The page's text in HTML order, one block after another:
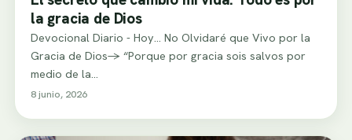
la gracia de Dios
Devocional Diario - Hoy... No Olvidaré que Vivo por la
Gracia de Dios-> “Porque por gracia sois salvos por
medio de la…
8 junio, 2026